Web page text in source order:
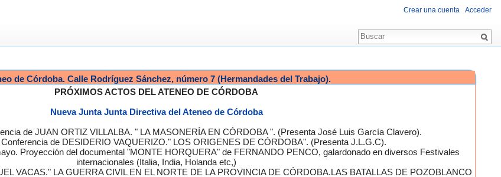
de Córdoba. Calle Rodríguez Sánchez, número 7 (Hermandades del Trabajo).
PRÓXIMOS ACTOS DEL ATENEO DE CÓRDOBA
Nueva Junta Junta Directiva del Ateneo de Córdoba
de JUAN ORTIZ VILLALBA. " LA MASONERÍA EN CÓRDOBA ". (Presenta José Luis García Clavero).
de DESIDERIO VAQUERIZO." LOS ORIGENES DE CÓRDOBA". (Presenta J.L.G.C).
Proyección del documental "MONTE HORQUERA" de FERNANDO PENCO, galardonado en diversos Festivales
internacionales (Italia, India, Holanda etc,)
VACAS." LA GUERRA CIVIL EN EL NORTE DE LA PROVINCIA DE CÓRDOBA.LAS BATALLAS DE POZOBLANCO
Crear una cuenta Acceder